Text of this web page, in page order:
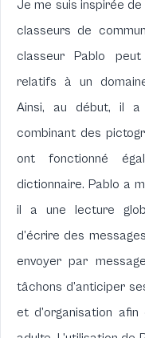
Je me suis inspirée
classeurs de
classeur Pablo
relatifs à un
Ainsi, au début, il
combinant des
ont fonctionné
dictionnaire. Pablo a
il a une lecture
d’écrire des
envoyer par
tâchons d’anticiper
et d’organisation